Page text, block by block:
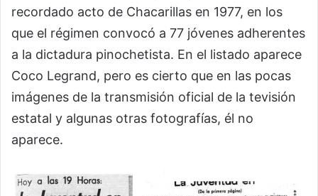
recordado acto de Chacarillas en 1977, en los
que el régimen convocó a 77 jóvenes adherentes
a la dictadura pinochetista. En el listado aparece
Coco Legrand, pero es cierto que en las pocas
imágenes de la transmisión oficial de la tevisión
estatal y algunas otras fotografías, él no
aparece.